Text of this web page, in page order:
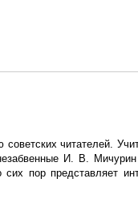
читателей.
И. В.
пор представляет